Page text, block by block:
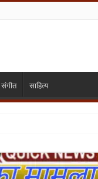
संगीत साहित्य